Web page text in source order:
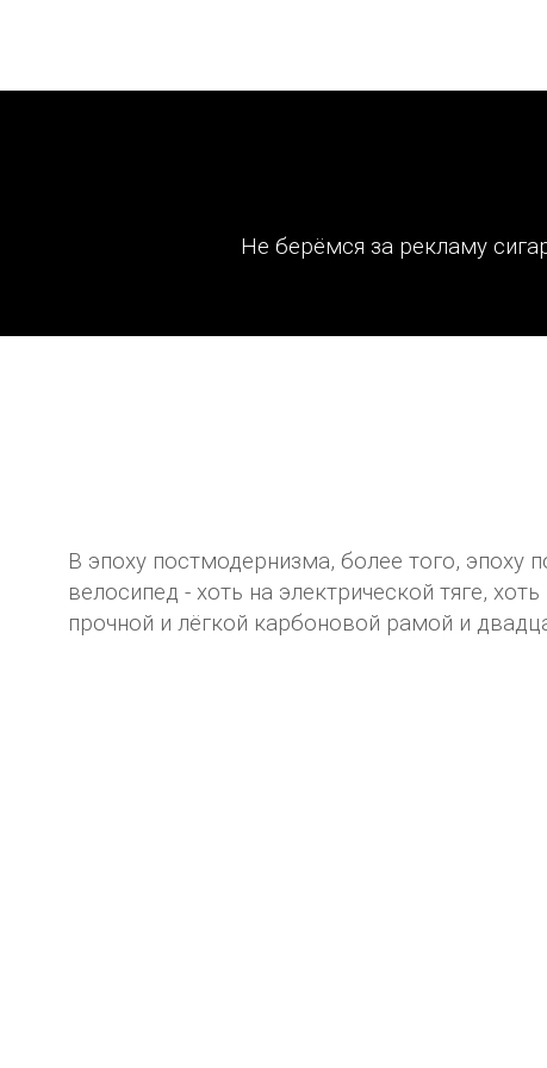
Не берёмся за рекламу
В эпоху постмодернизма, более того, эпоху
велосипед - хоть на электрической тяге,
прочной и лёгкой карбоновой рамой и